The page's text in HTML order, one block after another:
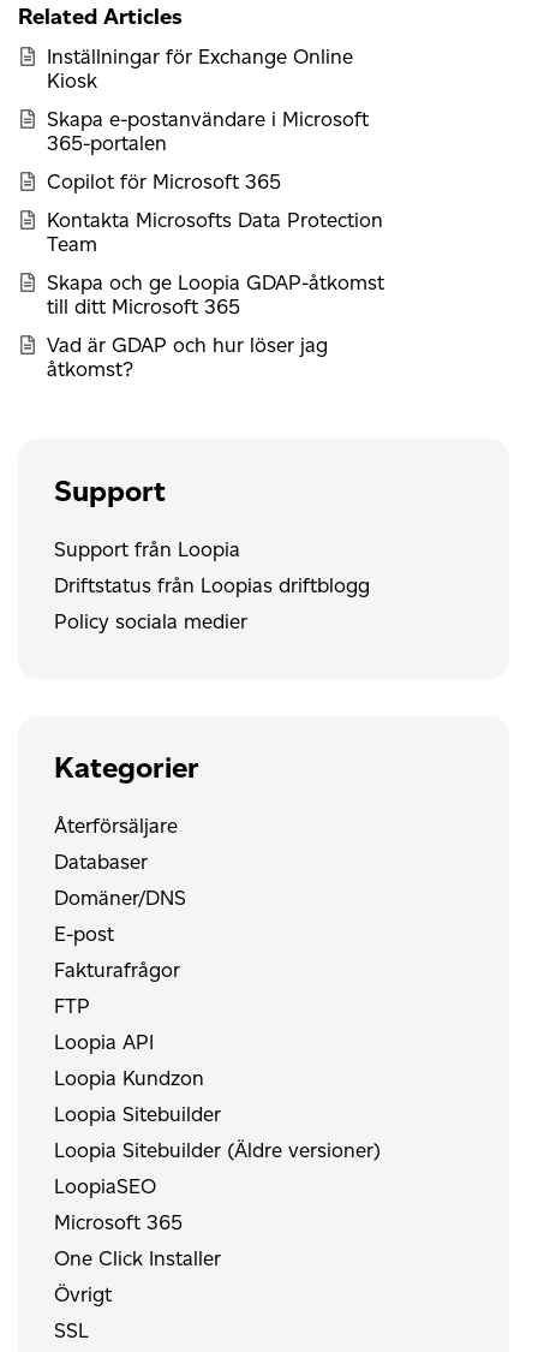
Related Articles
Inställningar för Exchange Online
Kiosk
Skapa e-postanvändare i Microsoft
365-portalen
Copilot för Microsoft 365
Kontakta Microsofts Data Protection
Team
Skapa och ge Loopia GDAP-åtkomst
till ditt Microsoft 365
Vad är GDAP och hur löser jag
åtkomst?
Support
Support från Loopia
Driftstatus från Loopias driftblogg
Policy sociala medier
Kategorier
Återförsäljare
Databaser
Domäner/DNS
E-post
Fakturafrågor
FTP
Loopia API
Loopia Kundzon
Loopia Sitebuilder
Loopia Sitebuilder (Äldre versioner)
LoopiaSEO
Microsoft 365
One Click Installer
Övrigt
SSL